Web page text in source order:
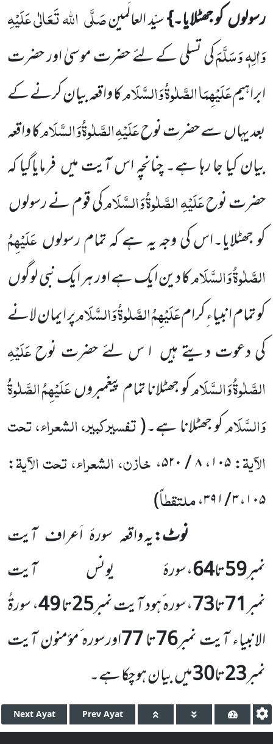
رسولوں کو جھٹلایا۔}سیّد العالَمینصَلَّی اللہ تَعَالٰی عَلَیْہِ
وَاٰلِہٖ وَسَلَّمَکی تسلی کے لئے حضرت موسیٰ اور حضرت
ابراہیمعَلَیْہِمَا الصَّلٰوۃُ وَالسَّلَامکا واقعہ بیان کرنے کے
بعد یہاں سے حضرت نوحعَلَیْہِالصَّلٰوۃُوَالسَّلَامکا واقعہ
بیان کیا جا رہا ہے۔ چنانچہ اس آیت میں فرمایاگیا کہ
حضرت نوحعَلَیْہِالصَّلٰوۃُوَالسَّلَامکی قوم نے رسولوں
کو جھٹلایا۔اس کی وجہ یہ ہے کہ تمام رسولوںعَلَیْہِمُ
الصَّلٰوۃُ وَالسَّلَامکا دین ایک ہے اور ہر ایک نبی لوگوں
کو تمام انبیاء ِکرامعَلَیْہِمُالصَّلٰوۃُ وَالسَّلَامپر ایمان لانے
کی دعوت دیتے ہیں ا س لئے حضرت نوحعَلَیْہِ
الصَّلٰوۃُوَالسَّلَامکو جھٹلانا تمام پیغمبروںعَلَیْہِمُالصَّلٰوۃُ
وَالسَّلَامکو جھٹلانا ہے۔(تفسیرکبیر، الشعراء، تحت
الآیۃ:۱۰۵،۸ / ۵۲۰ ، خازن، الشعراء، تحت الآیۃ:
۱۰۵،۳ / ۳۹۱ ،ملتقطاً)
نوٹ:یہ واقعہ سورۂ اَعراف آیت
نمبر59تا64،سورۂ یونس آیت
نمبر71تا73،سورہ ٔہود آیت نمبر25تا49، سورۃُ
الانبیاء آیت نمبر76تا
اورسورہ ٔمؤمنون آیت
نمبر23تا30میں بیان ہو چکا ہے۔
Next Ayat Prev Ayat